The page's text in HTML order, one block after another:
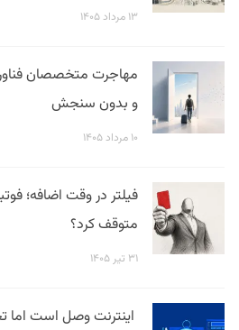
۱۳ مرداد ۱۴۰۵
مهاجرت متخصصان
و بدون سنجش
۱۰ مرداد ۱۴۰۵
متوقف کرد؟
۳۱ تیر ۱۴۰۵
اینترنت وصل است اما